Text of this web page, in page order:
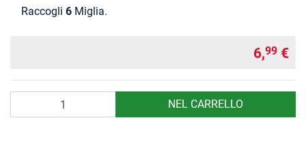
Raccogli 6 Miglia.
6,99 €
NEL CARRELLO